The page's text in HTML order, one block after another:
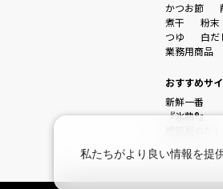
かつお節
煮干
粉末
つゆ
白だ
業務用商品
おすすめサ
新鮮一番
『氷熟®』
私たちがより良い情報を提